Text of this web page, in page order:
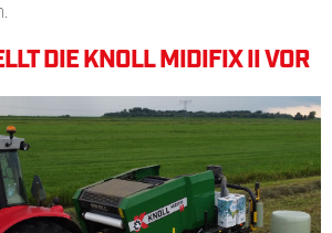
DIE KNOLL MIDIFIX II VOR